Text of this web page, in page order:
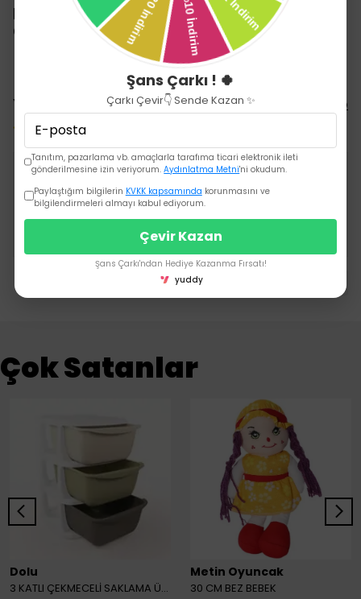
kullanılmalıdır.
Cam sağlıklıdır, kurşun içermez.
Yorumlar Yorum Yap
26 Aralık 2025
Çok Satanlar
Dolu
3 KATLI ÇEKMECELİ SAKLAMA ÜNİTESİ
Metin Oyuncak
30 CM BEZ BEBEK
Şans Çarkı ! 🍀
Çarkı Çevir👇 Sende Kazan ✨
Tanıtım, pazarlama vb. amaçlarla tarafıma ticari elektronik ileti
gönderilmesine izin veriyorum.Aydınlatma Metni'ni okudum.
Paylaştığım bilgilerin KVKK kapsamında korunmasını ve
bilgilendirmeleri almayı kabul ediyorum.
Çevir Kazan
Şans Çarkı'ndan Hediye Kazanma Fırsatı!
yuddy